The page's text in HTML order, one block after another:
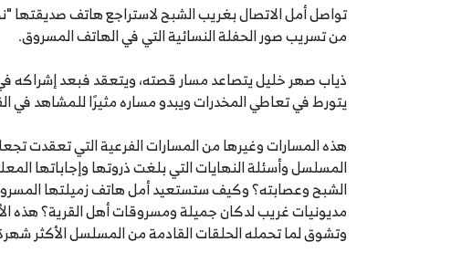
تواصل أمل الاتصال بغريب الشبح لاستراجع هاتف صديقتها
من تسريب صور الحفلة النسائية التي في الهاتف المسروق.
ذياب صهر خليل يتصاعد مسار قصته، ويتعقد فبعد
يتورط في تعاطي المخدرات ويبدو مساره مثيرًا للمشاهد في
المسلسل وأسئلة النهايات التي بلغت ذروتها وإجاباتها
الشبح وعصابته؟ وكيف ستستعيد أمل هاتف زميلتها
مديونيات غريب لدكان جميلة ومسروقات أهل القرية؟
وتشوق لما تحمله الحلقات القادمة من المسلسل الأكثر